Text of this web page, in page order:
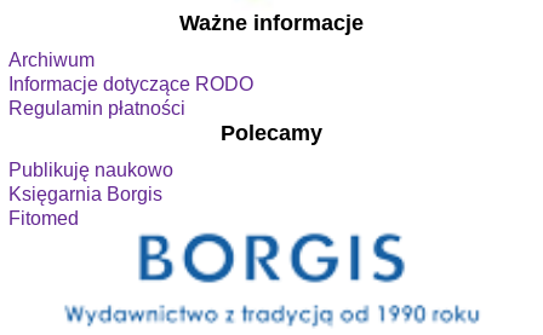
Ważne informacje
Archiwum
Informacje dotyczące RODO
Regulamin płatności
Polecamy
Publikuję naukowo
Księgarnia Borgis
Fitomed